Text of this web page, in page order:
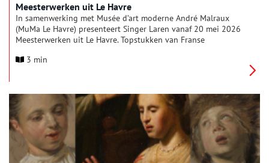
Meesterwerken uit Le Havre
In samenwerking met Musée d’art moderne André Malraux
(MuMa Le Havre) presenteert Singer Laren vanaf 20 mei 2026
Meesterwerken uit Le Havre. Topstukken van Franse
Henri Matisse, die zelden in Nederland te zien zijn, vertellen
ideeën en de bakermat van een van de meest geliefde
kunststromingen ter wereld: het impressionisme.
3 min